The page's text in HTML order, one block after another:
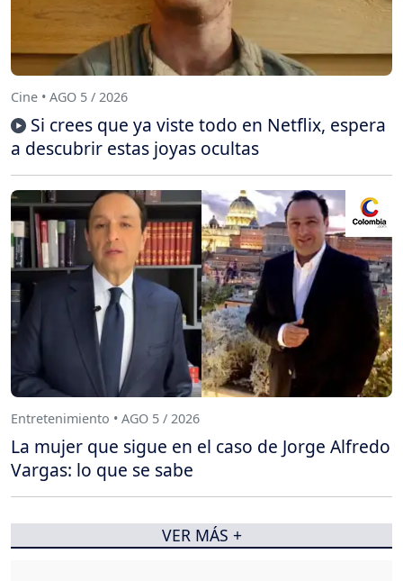
Cine • AGO 5 / 2026
Si crees que ya viste todo en Netflix, espera
a descubrir estas joyas ocultas
Entretenimiento • AGO 5 / 2026
La mujer que sigue en el caso de Jorge Alfredo
Vargas: lo que se sabe
VER MÁS +